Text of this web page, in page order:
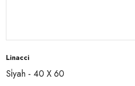
Linacci
Si̇yah - 40 X 60